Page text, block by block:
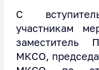
С
участникам
заместитель
МКСО,